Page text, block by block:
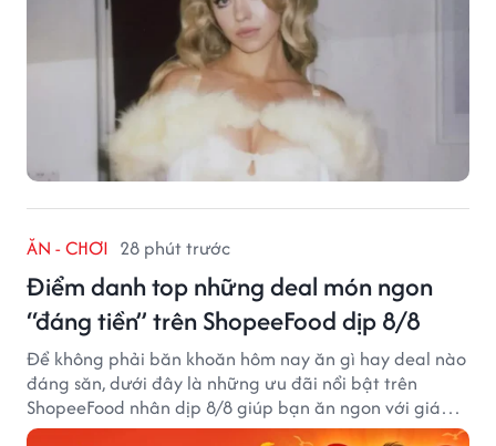
ĂN - CHƠI 28 phút trước
Điểm danh top những deal món ngon
“đáng tiền” trên ShopeeFood dịp 8/8
Để không phải băn khoăn hôm nay ăn gì hay deal nào
đáng săn, dưới đây là những ưu đãi nổi bật trên
ShopeeFood nhân dịp 8/8 giúp bạn ăn ngon với giá
hời mà không cần đắn đo.